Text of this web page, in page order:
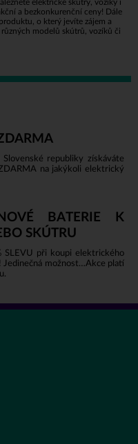
elektrické skútry, vozíky i
a bezkonkurenční ceny! Dále
o který jevíte zájem a
modelů skútrů, vozíků či
republiky získáváte
na jakýkoli elektrický
BATERIE K
SKÚTRU
SLEVU při koupi elektrického
Jedinečná možnost…Akce platí